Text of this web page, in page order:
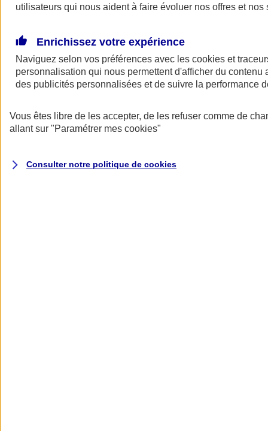
AXA Assurance
utilisateurs qui nous aident à faire évoluer nos offres et nos
Enrichissez votre expérience
Naviguez selon vos préférences avec les cookies et
personnalisation qui nous permettent d'afficher du contenu
des publicités personnalisées et de suivre la performance
Vous êtes libre de les accepter, de les refuser comme de
allant sur "Paramétrer mes cookies"
Consulter notre politique de cookies